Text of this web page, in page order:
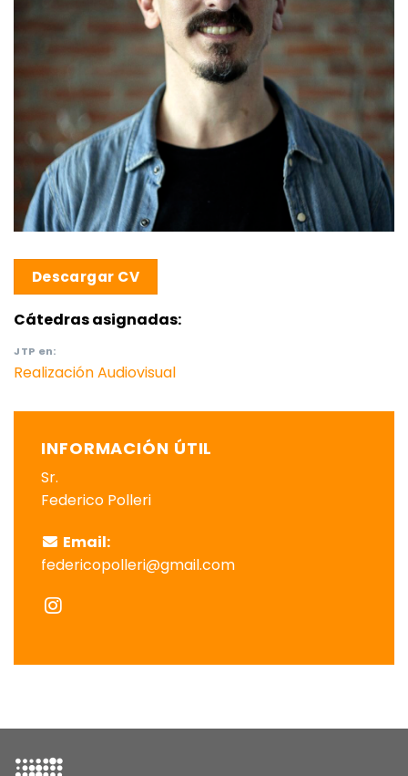
Descargar CV
Cátedras asignadas:
JTP en:
Realización Audiovisual
INFORMACIÓN ÚTIL
Sr.
Federico Polleri
Email:
federicopolleri@gmail.com